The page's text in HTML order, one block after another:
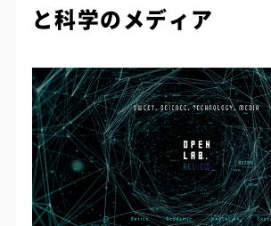
と科学のメディア